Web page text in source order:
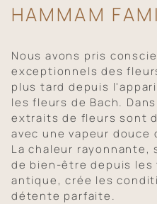
HAMMAM
Nous avons pris
exceptionnels des
plus tard depuis
les fleurs de Bach.
extraits de fleurs sont
avec une vapeur
La chaleur rayonnante,
de bien-être depuis les
antique, crée les
détente parfaite.